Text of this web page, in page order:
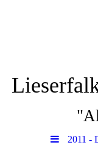
2011 -